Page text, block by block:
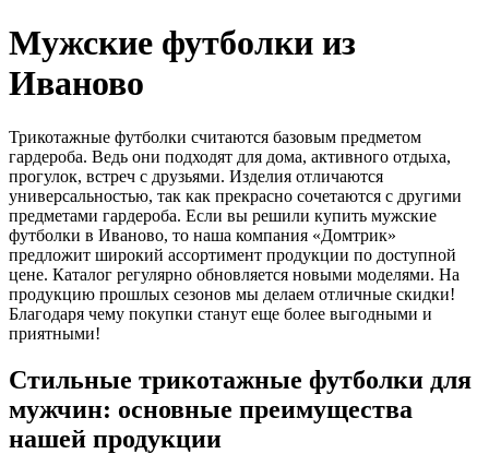
Мужские футболки из
Иваново
Трикотажные футболки считаются базовым предметом
гардероба. Ведь они подходят для дома, активного отдыха,
прогулок, встреч с друзьями. Изделия отличаются
универсальностью, так как прекрасно сочетаются с другими
предметами гардероба. Если вы решили купить мужские
футболки в Иваново, то наша компания «Домтрик»
предложит широкий ассортимент продукции по доступной
цене. Каталог регулярно обновляется новыми моделями. На
продукцию прошлых сезонов мы делаем отличные скидки!
Благодаря чему покупки станут еще более выгодными и
приятными!
Стильные трикотажные футболки для
мужчин: основные преимущества
нашей продукции